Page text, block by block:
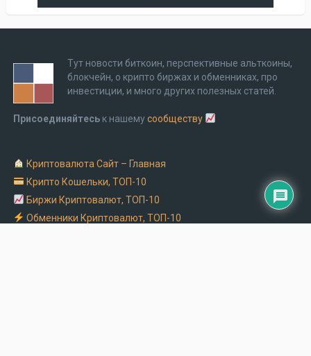
Тут новости биткоин, перспективные альткоины,
блокчейн, о крипто биржах и обменниках, про
инвестиции, и много других полезных статей.
Присоединяйтесь к нашемусообществу
Криптовалюта Cайт – Главная
Крипто Кошельки, ТОП-10
Биржи Криптовалют, ТОП-10
Обменники Криптовалют, ТОП-10